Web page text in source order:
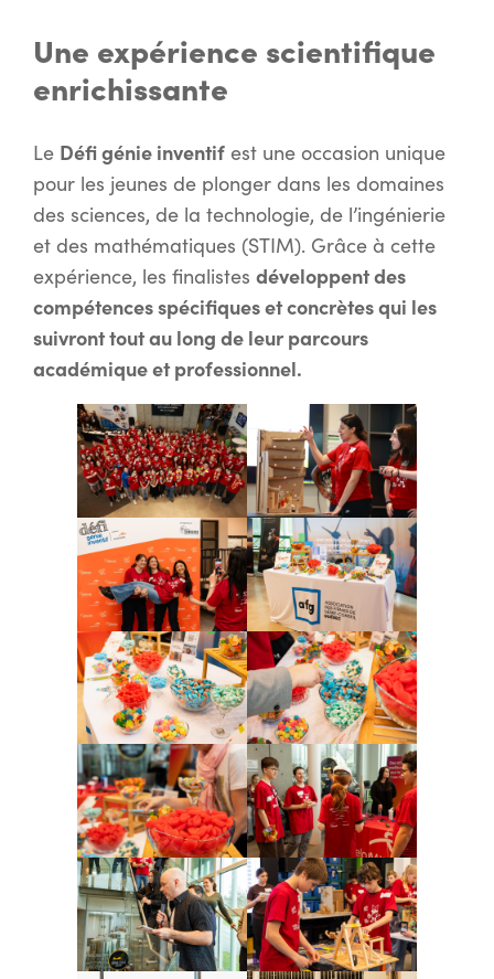
Une expérience scientifique
enrichissante
Le Défi génie inventif est une occasion unique
pour les jeunes de plonger dans les domaines
des sciences, de la technologie, de l’ingénierie
et des mathématiques (STIM). Grâce à cette
expérience, les finalistes développent des
compétences spécifiques et concrètes qui les
suivront tout au long de leur parcours
académique et professionnel.